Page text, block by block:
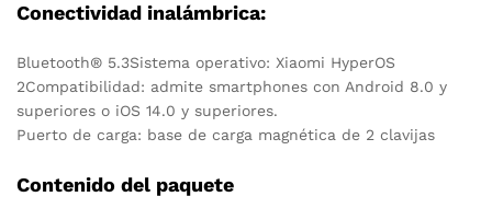
Conectividad inalámbrica:
Bluetooth® 5.3Sistema operativo: Xiaomi HyperOS
2Compatibilidad: admite smartphones con Android 8.0 y
superiores o iOS 14.0 y superiores.
Puerto de carga: base de carga magnética de 2 clavijas
Contenido del paquete